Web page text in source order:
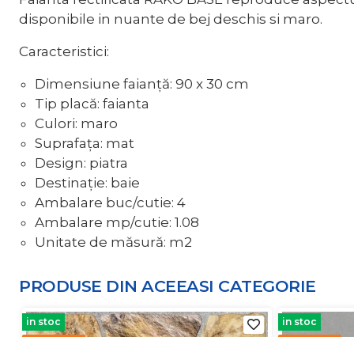
disponibile in nuante de bej deschis si maro.
Caracteristici:
Dimensiune faianță: 90 x 30 cm
Tip placă: faianta
Culori: maro
Suprafața: mat
Design: piatra
Destinație: baie
Ambalare buc/cutie: 4
Ambalare mp/cutie: 1.08
Unitate de măsură: m2
PRODUSE DIN ACEEASI CATEGORIE
in stoc
in stoc